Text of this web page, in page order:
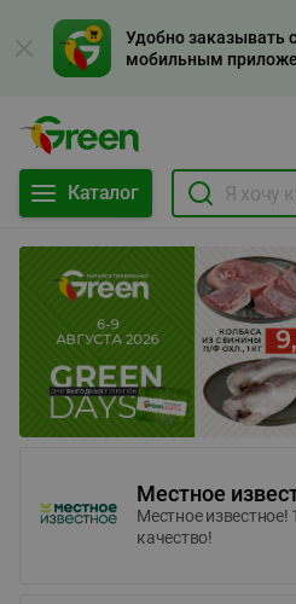
Удобно заказывать
мобильным
Каталог
Местное
Местное известное!
качество!